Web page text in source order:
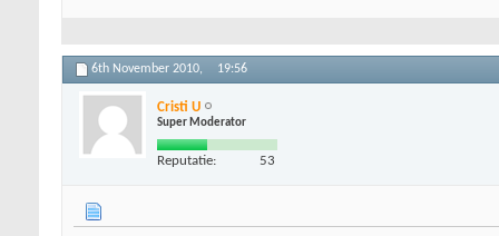
6th November 2010, 19:56
Cristi U
Super Moderator
Reputatie: 53